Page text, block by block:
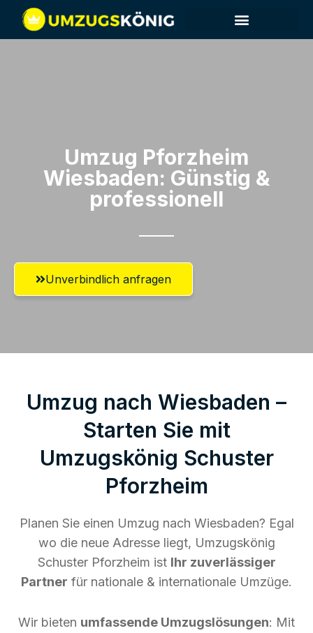
Umzug Pforzheim​
Wiesbaden: Günstig &
professionell​
Unverbindlich anfragen
Umzug nach Wiesbaden –
Starten Sie mit
Umzugskönig Schuster
Pforzheim
Planen Sie einen Umzug nach Wiesbaden? Egal
wo die neue Adresse liegt, Umzugskönig
Schuster Pforzheim ist Ihr zuverlässiger
Partner für nationale & internationale Umzüge.
Wir bieten umfassende Umzugslösungen: Mit